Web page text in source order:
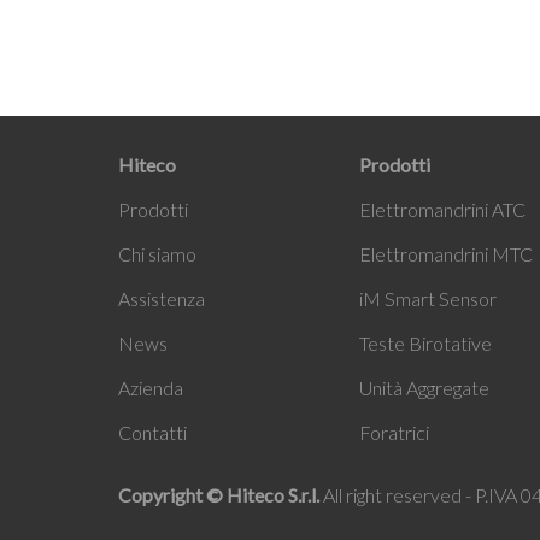
Hiteco
Prodotti
Chi siamo
Assistenza
News
Azienda
Contatti
Prodotti
Elettromandrini ATC
Elettromandrini MTC
iM Smart Sensor
Teste Birotative
Unità Aggregate
Foratrici
Copyright © Hiteco S.r.l. All right reserved - P.IVA